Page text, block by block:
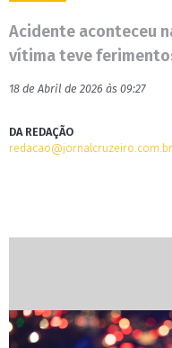
Acidente aconteceu
vítima teve
18 de Abril de 2026 às 09:27
DA REDAÇÃO
redacao@jornalcruzeiro.com.br